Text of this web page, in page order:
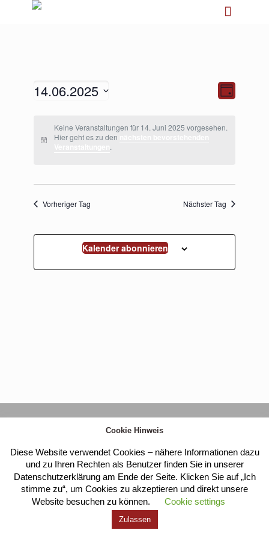
Ansichten-
Navigation
Ansichten-
Tag
14.06.2025
wählen.Keine Veranstaltungen für 14. Juni 2025 vorgesehen.
Hier geht es zu den
.
Vorheriger Tag Nächster Tag
Kalender abonnieren
Kloster Heilig Kreuz |Impressum
Cookie Hinweis
Diese Website verwendet Cookies – nähere Informationen dazu
und zu Ihren Rechten als Benutzer finden Sie in unserer
Datenschutzerklärung am Ende der Seite. Klicken Sie auf „Ich
stimme zu“, um Cookies zu akzeptieren und direkt unsere
Website besuchen zu können.
Cookie settings
Zulassen